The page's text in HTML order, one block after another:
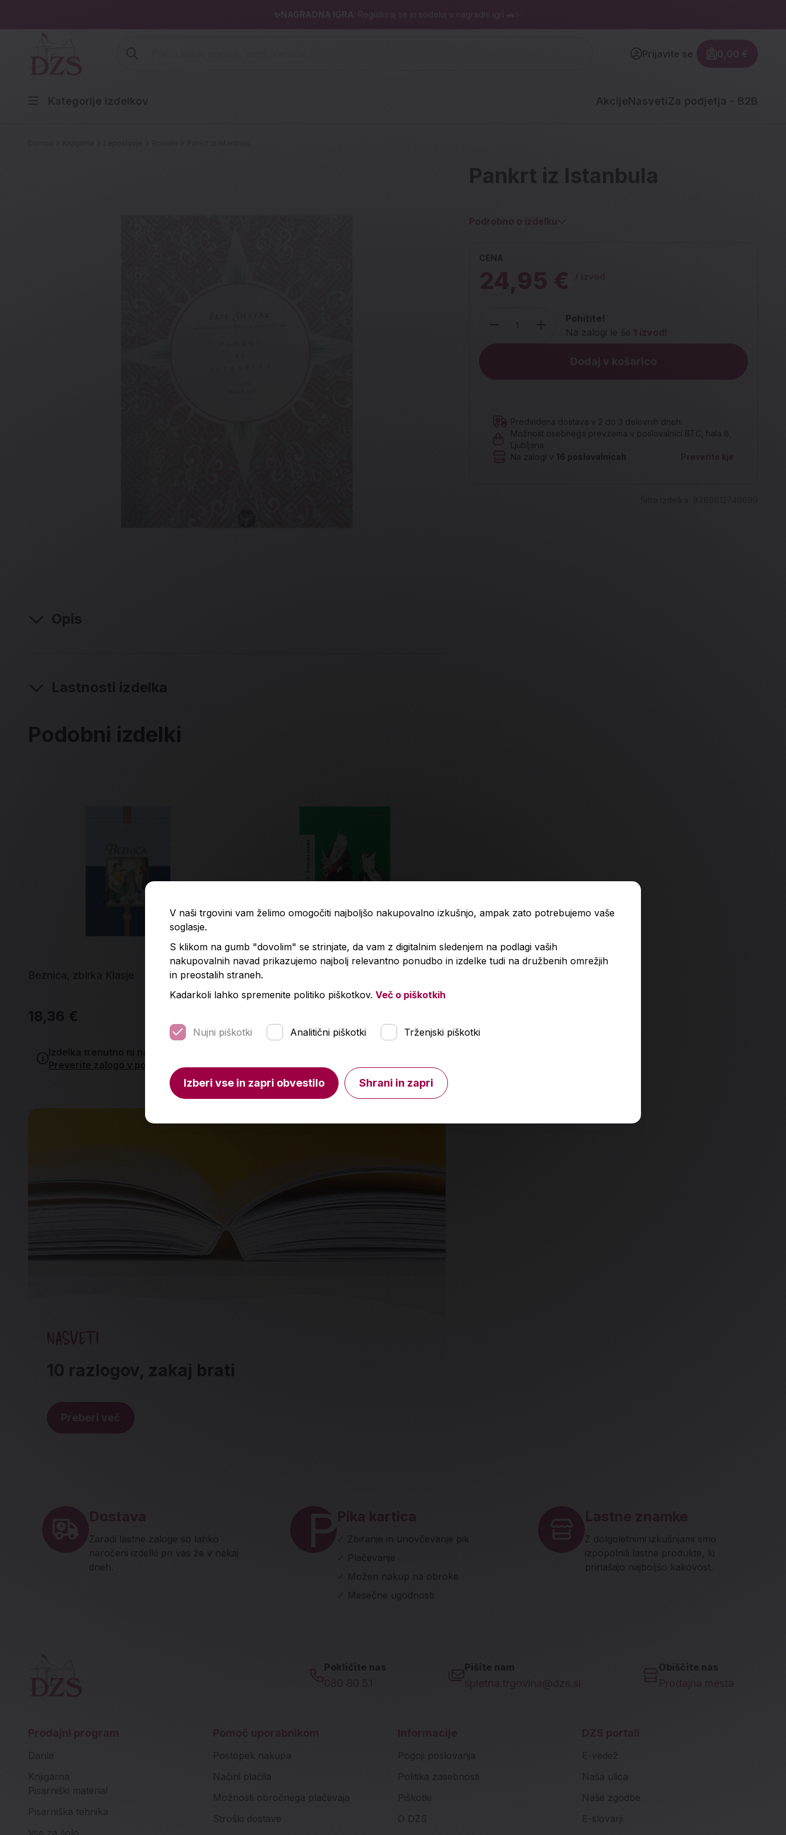
✨NAGRADNA IGRA : Registriraj se in sodeluj v nagradni igri 🚗✨
Prijavite se
Znesek
0,00 €
Kategorije izdelkov AkcijeNasveti Za podjetja - B2B
Pankrt iz Istanbula
Podrobno o izdelku
CENA
24,95 €
Pohitite!
Na zalogi le še 1 izvod!
Dodaj v košarico
Predvidena dostava v 2 do 3 delovnih dneh.
Možnost osebnega prevzema v poslovalnici BTC, hala 8,
Ljubljana
Na zalogi v
16 poslovalnicah Preverite kje
Opis
Lastnosti izdelka
Podobni izdelki
Beznica, zbirka Klasje
18,36 €
Izdelka trenutno ni na zalogi.
Preverite zalogo v poslovalnicah.
Živalska farma
NASVETI
10 razlogov, zakaj brati
Preberi več
Dostava
Zaradi lastne zaloge so lahko
naročeni izdelki pri vas že v nekaj
dneh.
Pika kartica
✓
Zbiranje in unovčevanje pik
✓
Plačevanje
✓
Možen nakup na obroke
Mesečne ugodnosti
Lastne znamke
Z dolgoletnimi izkušnjami smo
izpopolnili lastne produkte, ki
prinašajo najboljšo kakovost.
Pokličite nas
080 80 51
Pišite nam
spletna.trgovina@dzs.si
Obiščite nas
Prodajna mesta
Prodajni program
Darila
Knjigarna
Pisarniški material
Pisarniška tehnika
Vse za šolo
Pomoč uporabnikom
Postopek nakupa
Načini plačila
Možnosti obročnega plačevaja
Stroški dostave
Informacije
Pogoji poslovanja
Politika zasebnosti
Piškotki
O DZS
DZS portali
E-vedež
Naša ulica
Naše zgodbe
E-slovarji
V naši trgovini vam želimo omogočiti najboljšo nakupovalno izkušnjo, ampak zato potrebujemo vaše
soglasje.
S klikom na gumb "dovolim" se strinjate, da vam z digitalnim sledenjem na podlagi vaših
nakupovalnih navad prikazujemo najbolj relevantno ponudbo in izdelke tudi na družbenih omrežjih
in preostalih straneh.
Kadarkoli lahko spremenite politiko piškotkov. Več o piškotkih
Nujni piškotki Analitični piškotki Trženjski piškotki
Izberi vse in zapri obvestilo Shrani in zapri